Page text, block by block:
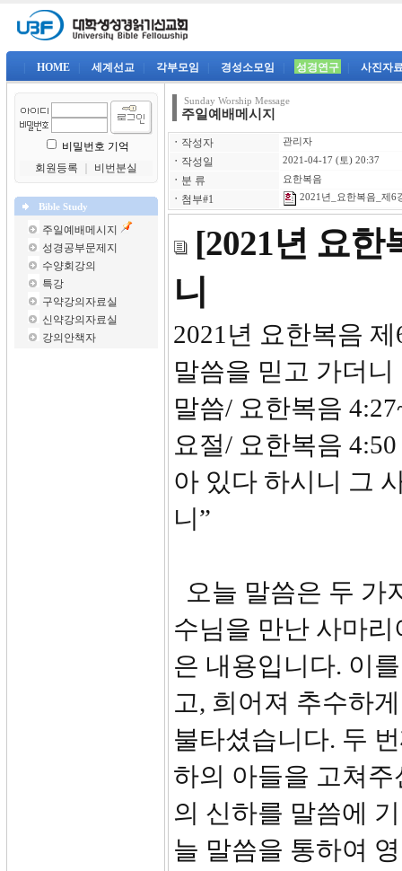
HOME 세계선교 각부모임 경성소모임 성경연구 사진자
비밀번호 기억
회원등록
비번분실
Bible Study
주일예배메시지
성경공부문제지
수양회강의
특강
구약강의자료실
신약강의자료실
강의안책자
Sunday Worship Message
주일예배메시지
ㆍ 작성자 관리자
ㆍ 작성일 2021-04-17 (토) 20:37
ㆍ 분 류 요한복음
ㆍ 첨부#1 2021년_요한복음_제6
[2021년 요한
니
2021년 요
말씀을 믿고 가더니
말씀/ 요한복음
요절/ 요한복음
아 있다 하시니 그
니”
오늘 말씀은 두 가
수님을 만난 사마
은 내용입니다. 이
고, 희어져 추수하
불타셨습니다. 두
하의 아들을 고쳐
의 신하를 말씀에
늘 말씀을 통하여